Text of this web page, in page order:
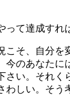
って達成すれ
こそ、自分を
今のあなたに
さい。それく
しい。そう